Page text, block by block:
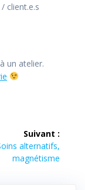
client.e.s
un atelier.
Suivant :
suivant :
alternatifs,
magnétisme